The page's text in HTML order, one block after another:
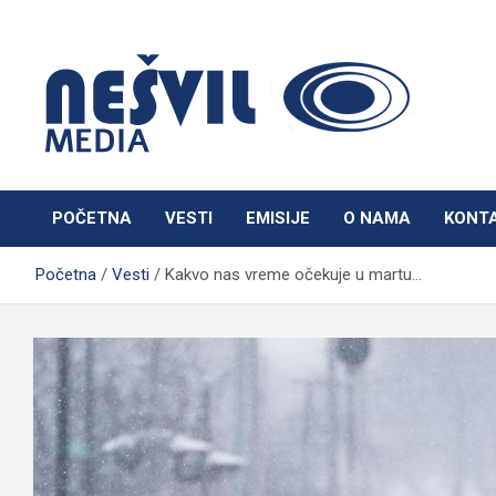
Nešvil Media Bogatić
POČETNA VESTI EMISIJE O NAMA
Početna Vesti Kakvo nas vreme očekuje u martu…